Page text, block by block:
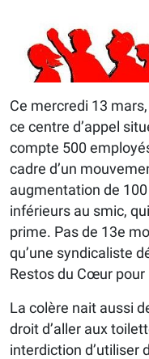
Ce mercredi 13
ce centre d’appel
compte 500
cadre d’un
augmentation de
inférieurs au smic,
prime. Pas de 13e
qu’une syndicaliste
Restos du Cœur pour
La colère nait aussi
droit d’aller aux
interdiction d’utiliser